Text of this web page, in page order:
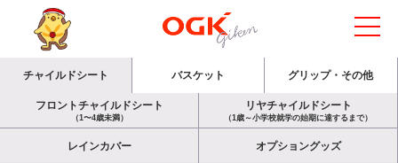
チャイルドシート バスケット グリップ・その他
フロントチャイルドシート
（1〜4歳未満）
リヤチャイルドシート
（1歳～小学校就学の始期に達するまで）
レインカバー オプショングッズ